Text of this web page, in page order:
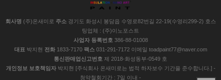
회사명 (주)온새미로 주소경기도 화성시 봉담읍 수영로82번길 22-19(수영리299-2) 호스
팅업체 : (주)이노포스트
사업자 등록번호386-88-01008
대표박지현 전화1833-7170 팩스031-291-7172 이메일 toadpaint77@naver.com
통신판매업신고번호 제 2018-화성동부-0549 호
개인정보 보호책임자박지현 [주식회사 온새미로는 법적 하자보수 기간을 준수합니다.] -
청약철회기간 : 7일 이내 -